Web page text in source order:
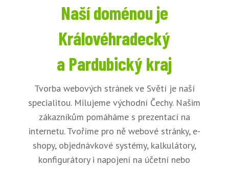
Naší doménou je
Královéhradecký
a Pardubický kraj
Tvorba webových stránek ve Světí je naší
specialitou. Milujeme východní Čechy. Našim
zákazníkům pomáháme s prezentací na
internetu. Tvoříme pro ně webové stránky, e-
shopy, objednávkové systémy, kalkulátory,
konfigurátory i napojení na účetní nebo